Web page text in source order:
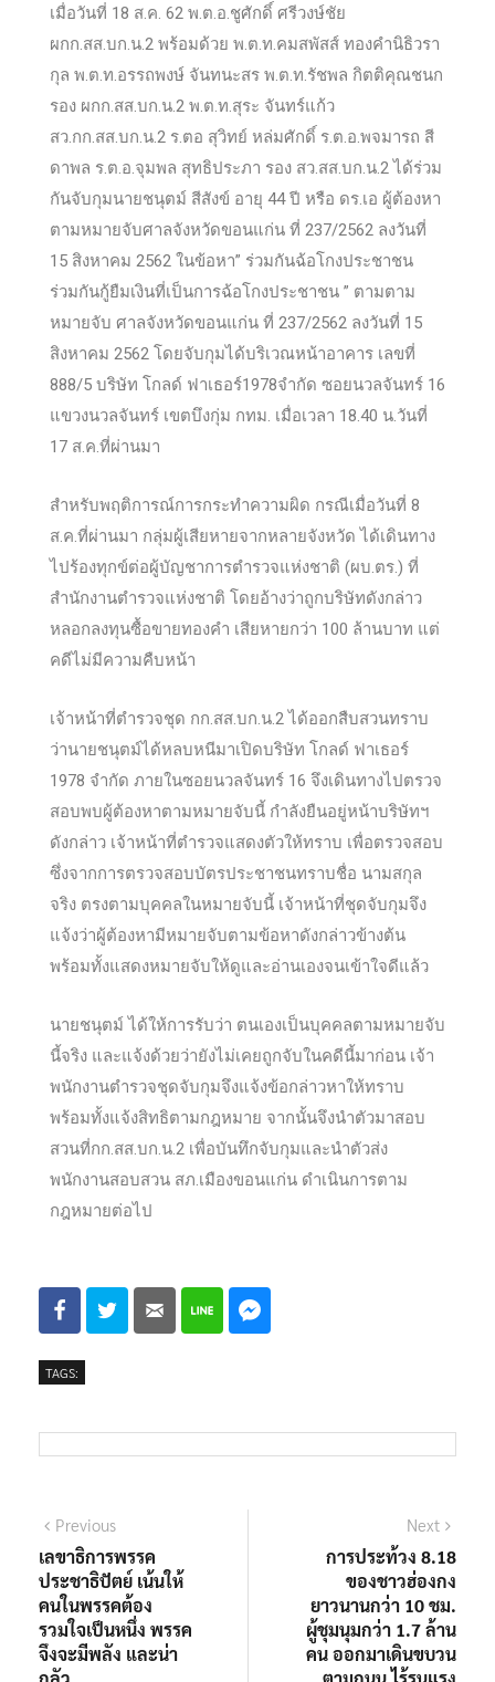
เมื่อวันที่ 18 ส.ค. 62 พ.ต.อ.ชูศักดิ์ ศรีวงษ์ชัย
ผกก.สส.บก.น.2 พร้อมด้วย พ.ต.ท.คมสพัสส์ ทองคำนิธิวรา
กุล พ.ต.ท.อรรถพงษ์ จันทนะสร พ.ต.ท.รัชพล กิตติคุณชนก
รอง ผกก.สส.บก.น.2 พ.ต.ท.สุระ จันทร์แก้ว
สว.กก.สส.บก.น.2 ร.ตอ สุวิทย์ หล่มศักดิ์ ร.ต.อ.พจมารถ สี
ดาพล ร.ต.อ.จุมพล สุทธิประภา รอง สว.สส.บก.น.2 ได้ร่วม
กันจับกุมนายชนุตม์ สีสังข์ อายุ 44 ปี หรือ ดร.เอ ผู้ต้องหา
ตามหมายจับศาลจังหวัดขอนแก่น ที่ 237/2562 ลงวันที่
15 สิงหาคม 2562 ในข้อหา” ร่วมกันฉ้อโกงประชาชน
ร่วมกันกู้ยืมเงินที่เป็นการฉ้อโกงประชาชน ” ตามตาม
หมายจับ ศาลจังหวัดขอนแก่น ที่ 237/2562 ลงวันที่ 15
สิงหาคม 2562 โดยจับกุมได้บริเวณหน้าอาคาร เลขที่
888/5 บริษัท โกลด์ ฟาเธอร์1978จำกัด ซอยนวลจันทร์ 16
แขวงนวลจันทร์ เขตบึงกุ่ม กทม. เมื่อเวลา 18.40 น.วันที่
17 ส.ค.ที่ผ่านมา
สำหรับพฤติการณ์การกระทำความผิด กรณีเมื่อวันที่ 8
ส.ค.ที่ผ่านมา กลุ่มผู้เสียหายจากหลายจังหวัด ได้เดินทาง
ไปร้องทุกข์ต่อผู้บัญชาการตำรวจแห่งชาติ (ผบ.ตร.) ที่
สำนักงานตำรวจแห่งชาติ โดยอ้างว่าถูกบริษัทดังกล่าว
หลอกลงทุนซื้อขายทองคำ เสียหายกว่า 100 ล้านบาท แต่
คดีไม่มีความคืบหน้า
เจ้าหน้าที่ตำรวจชุด กก.สส.บก.น.2 ได้ออกสืบสวนทราบ
ว่านายชนุตม์ได้หลบหนีมาเปิดบริษัท โกลด์ ฟาเธอร์
1978 จำกัด ภายในซอยนวลจันทร์ 16 จึงเดินทางไปตรวจ
สอบพบผู้ต้องหาตามหมายจับนี้ กำลังยืนอยู่หน้าบริษัทฯ
ดังกล่าว เจ้าหน้าที่ตำรวจแสดงตัวให้ทราบ เพื่อตรวจสอบ
ซึ่งจากการตรวจสอบบัตรประชาชนทราบชื่อ นามสกุล
จริง ตรงตามบุคคลในหมายจับนี้ เจ้าหน้าที่ชุดจับกุมจึง
แจ้งว่าผู้ต้องหามีหมายจับตามข้อหาดังกล่าวข้างต้น
พร้อมทั้งแสดงหมายจับให้ดูและอ่านเองจนเข้าใจดีแล้ว
นายชนุตม์ ได้ให้การรับว่า ตนเองเป็นบุคคลตามหมายจับ
นี้จริง และแจ้งด้วยว่ายังไม่เคยถูกจับในคดีนี้มาก่อน เจ้า
พนักงานตำรวจชุดจับกุมจึงแจ้งข้อกล่าวหาให้ทราบ
พร้อมทั้งแจ้งสิทธิตามกฎหมาย จากนั้นจึงนำตัวมาสอบ
สวนที่กก.สส.บก.น.2 เพื่อบันทึกจับกุมและนำตัวส่ง
พนักงานสอบสวน สภ.เมืองขอนแก่น ดำเนินการตาม
กฎหมายต่อไป
TAGS:
Previous
เลขาธิการพรรค
ประชาธิปัตย์ เน้นให้
คนในพรรคต้อง
รวมใจเป็นหนึ่ง พรรค
จึงจะมีพลัง และน่า
Next
การประท้วง 8.18
ของชาวฮ่องกง
ยาวนานกว่า 10 ชม.
ผู้ชุมนุมกว่า 1.7 ล้าน
คน ออกมาเดินขบวน